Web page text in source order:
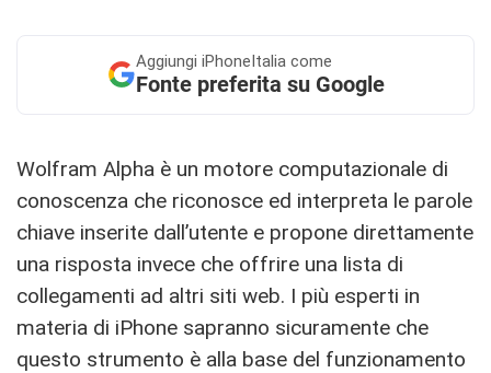
Aggiungi iPhoneItalia come
Fonte preferita su Google
Wolfram Alpha è un motore computazionale di
conoscenza che riconosce ed interpreta le parole
chiave inserite dall’utente e propone direttamente
una risposta invece che offrire una lista di
collegamenti ad altri siti web. I più esperti in
materia di iPhone sapranno sicuramente che
questo strumento è alla base del funzionamento